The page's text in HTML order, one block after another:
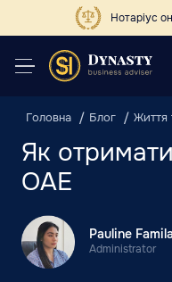
Нотаріус
Головна Блог Життя
Як
ОАЕ
Pauline
Administrator